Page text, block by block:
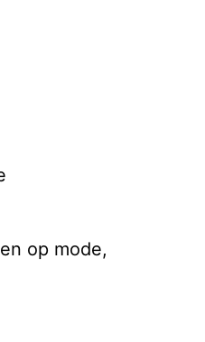
op mode,